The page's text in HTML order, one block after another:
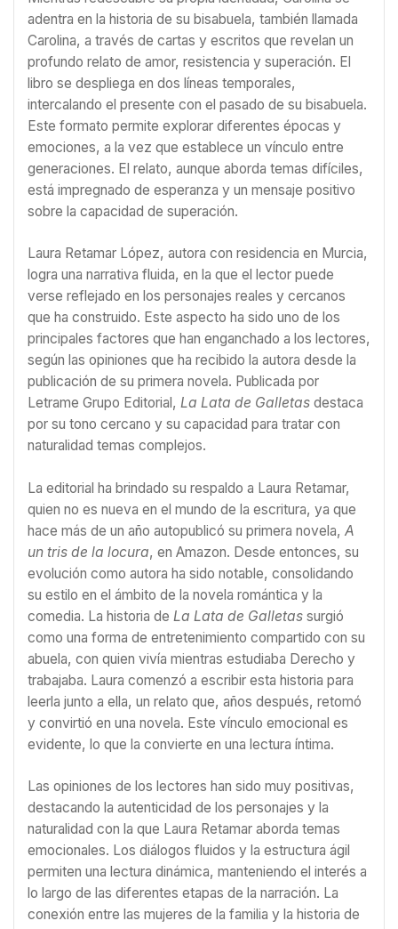
adentra en la historia de su bisabuela, también llamada
Carolina, a través de cartas y escritos que revelan un
profundo relato de amor, resistencia y superación. El
libro se despliega en dos líneas temporales,
intercalando el presente con el pasado de su bisabuela.
Este formato permite explorar diferentes épocas y
emociones, a la vez que establece un vínculo entre
generaciones. El relato, aunque aborda temas difíciles,
está impregnado de esperanza y un mensaje positivo
sobre la capacidad de superación.
Laura Retamar López, autora con residencia en Murcia,
logra una narrativa fluida, en la que el lector puede
verse reflejado en los personajes reales y cercanos
que ha construido. Este aspecto ha sido uno de los
principales factores que han enganchado a los lectores,
según las opiniones que ha recibido la autora desde la
publicación de su primera novela. Publicada por
Letrame Grupo Editorial, La Lata de Galletas destaca
por su tono cercano y su capacidad para tratar con
naturalidad temas complejos.
La editorial ha brindado su respaldo a Laura Retamar,
quien no es nueva en el mundo de la escritura, ya que
hace más de un año autopublicó su primera novela, A
un tris de la locura, en Amazon. Desde entonces, su
evolución como autora ha sido notable, consolidando
su estilo en el ámbito de la novela romántica y la
comedia. La historia de La Lata de Galletas surgió
como una forma de entretenimiento compartido con su
abuela, con quien vivía mientras estudiaba Derecho y
trabajaba. Laura comenzó a escribir esta historia para
leerla junto a ella, un relato que, años después, retomó
y convirtió en una novela. Este vínculo emocional es
evidente, lo que la convierte en una lectura íntima.
Las opiniones de los lectores han sido muy positivas,
destacando la autenticidad de los personajes y la
naturalidad con la que Laura Retamar aborda temas
emocionales. Los diálogos fluidos y la estructura ágil
permiten una lectura dinámica, manteniendo el interés a
lo largo de las diferentes etapas de la narración. La
conexión entre las mujeres de la familia y la historia de